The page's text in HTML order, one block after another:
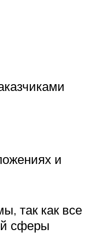
и
так как все
сферы